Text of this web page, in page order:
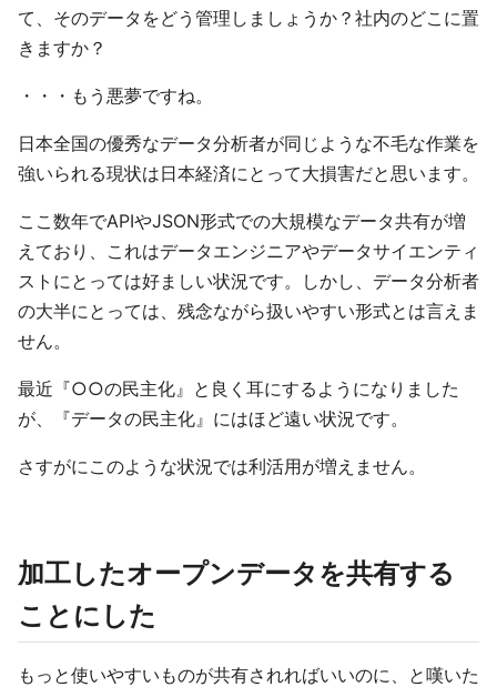
て、そのデータをどう管理しましょうか？社内のどこに置
きますか？
・・・もう悪夢ですね。
日本全国の優秀なデータ分析者が同じような不毛な作業を
強いられる現状は日本経済にとって大損害だと思います。
ここ数年でAPIやJSON形式での大規模なデータ共有が増
えており、これはデータエンジニアやデータサイエンティ
ストにとっては好ましい状況です。しかし、データ分析者
の大半にとっては、残念ながら扱いやすい形式とは言えま
せん。
最近『○○の民主化』と良く耳にするようになりました
が、『データの民主化』にはほど遠い状況です。
さすがにこのような状況では利活用が増えません。
加工したオープンデータを共有する
ことにした
もっと使いやすいものが共有されればいいのに、と嘆いた